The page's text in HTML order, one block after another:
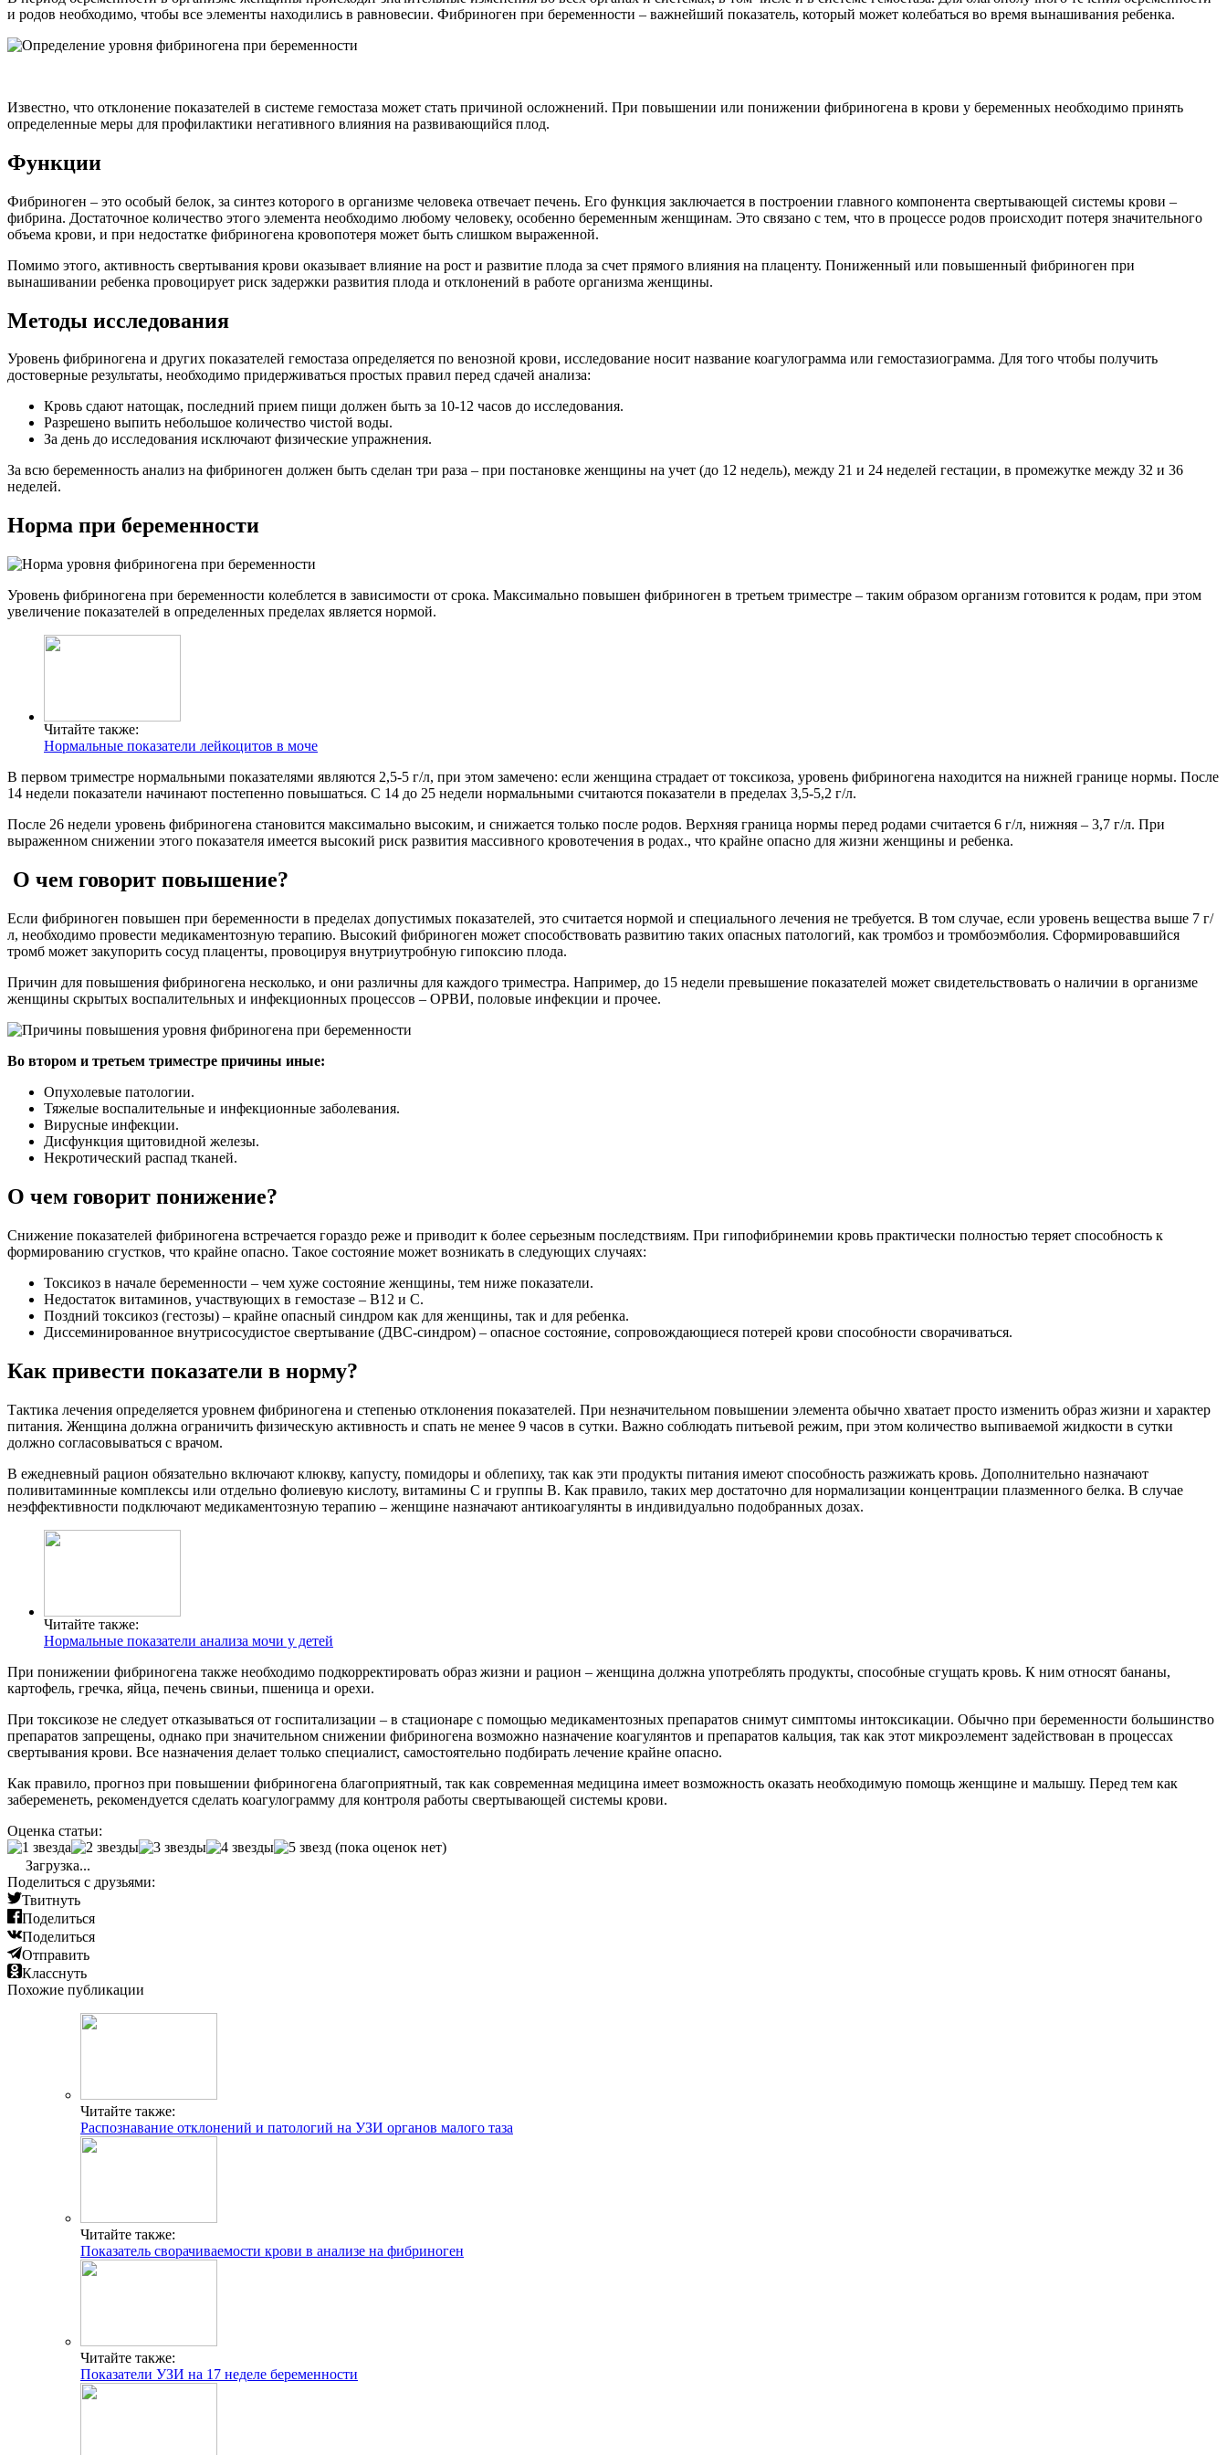
и родов необходимо, чтобы все элементы находились в равновесии. Фибриноген при беременности – важнейший показатель, который может колебаться во время вынашивания ребенка.
Известно, что отклонение показателей в системе гемостаза может стать причиной осложнений. При повышении или понижении фибриногена в крови у беременных необходимо принять
определенные меры для профилактики негативного влияния на развивающийся плод.
Функции
Фибриноген – это особый белок, за синтез которого в организме человека отвечает печень. Его функция заключается в построении главного компонента свертывающей системы крови –
фибрина. Достаточное количество этого элемента необходимо любому человеку, особенно беременным женщинам. Это связано с тем, что в процессе родов происходит потеря значительного
объема крови, и при недостатке фибриногена кровопотеря может быть слишком выраженной.
Помимо этого, активность свертывания крови оказывает влияние на рост и развитие плода за счет прямого влияния на плаценту. Пониженный или повышенный фибриноген при
вынашивании ребенка провоцирует риск задержки развития плода и отклонений в работе организма женщины.
Методы исследования
Уровень фибриногена и других показателей гемостаза определяется по венозной крови, исследование носит название коагулограмма или гемостазиограмма. Для того чтобы получить
достоверные результаты, необходимо придерживаться простых правил перед сдачей анализа:
Кровь сдают натощак, последний прием пищи должен быть за 10-12 часов до исследования.
Разрешено выпить небольшое количество чистой воды.
За день до исследования исключают физические упражнения.
За всю беременность анализ на фибриноген должен быть сделан три раза – при постановке женщины на учет (до 12 недель), между 21 и 24 неделей гестации, в промежутке между 32 и 36
неделей.
Норма при беременности
Уровень фибриногена при беременности колеблется в зависимости от срока. Максимально повышен фибриноген в третьем триместре – таким образом организм готовится к родам, при этом
увеличение показателей в определенных пределах является нормой.
Читайте также:
Нормальные показатели лейкоцитов в моче
В первом триместре нормальными показателями являются 2,5-5 г/л, при этом замечено: если женщина страдает от токсикоза, уровень фибриногена находится на нижней границе нормы. После
14 недели показатели начинают постепенно повышаться. С 14 до 25 недели нормальными считаются показатели в пределах 3,5-5,2 г/л.
После 26 недели уровень фибриногена становится максимально высоким, и снижается только после родов. Верхняя граница нормы перед родами считается 6 г/л, нижняя – 3,7 г/л. При
выраженном снижении этого показателя имеется высокий риск развития массивного кровотечения в родах., что крайне опасно для жизни женщины и ребенка.
О чем говорит повышение?
Если фибриноген повышен при беременности в пределах допустимых показателей, это считается нормой и специального лечения не требуется. В том случае, если уровень вещества выше 7 г/
л, необходимо провести медикаментозную терапию. Высокий фибриноген может способствовать развитию таких опасных патологий, как тромбоз и тромбоэмболия. Сформировавшийся
тромб может закупорить сосуд плаценты, провоцируя внутриутробную гипоксию плода.
Причин для повышения фибриногена несколько, и они различны для каждого триместра. Например, до 15 недели превышение показателей может свидетельствовать о наличии в организме
женщины скрытых воспалительных и инфекционных процессов – ОРВИ, половые инфекции и прочее.
Во втором и третьем триместре причины иные:
Опухолевые патологии.
Тяжелые воспалительные и инфекционные заболевания.
Вирусные инфекции.
Дисфункция щитовидной железы.
Некротический распад тканей.
О чем говорит понижение?
Снижение показателей фибриногена встречается гораздо реже и приводит к более серьезным последствиям. При гипофибринемии кровь практически полностью теряет способность к
формированию сгустков, что крайне опасно. Такое состояние может возникать в следующих случаях:
Токсикоз в начале беременности – чем хуже состояние женщины, тем ниже показатели.
Недостаток витаминов, участвующих в гемостазе – B12 и C.
Поздний токсикоз (гестозы) – крайне опасный синдром как для женщины, так и для ребенка.
Диссеминированное внутрисосудистое свертывание (ДВС-синдром) – опасное состояние, сопровождающиеся потерей крови способности сворачиваться.
Как привести показатели в норму?
Тактика лечения определяется уровнем фибриногена и степенью отклонения показателей. При незначительном повышении элемента обычно хватает просто изменить образ жизни и характер
питания. Женщина должна ограничить физическую активность и спать не менее 9 часов в сутки. Важно соблюдать питьевой режим, при этом количество выпиваемой жидкости в сутки
должно согласовываться с врачом.
В ежедневный рацион обязательно включают клюкву, капусту, помидоры и облепиху, так как эти продукты питания имеют способность разжижать кровь. Дополнительно назначают
поливитаминные комплексы или отдельно фолиевую кислоту, витамины C и группы B. Как правило, таких мер достаточно для нормализации концентрации плазменного белка. В случае
неэффективности подключают медикаментозную терапию – женщине назначают антикоагулянты в индивидуально подобранных дозах.
Читайте также:
Нормальные показатели анализа мочи у детей
При понижении фибриногена также необходимо подкорректировать образ жизни и рацион – женщина должна употреблять продукты, способные сгущать кровь. К ним относят бананы,
картофель, гречка, яйца, печень свиньи, пшеница и орехи.
При токсикозе не следует отказываться от госпитализации – в стационаре с помощью медикаментозных препаратов снимут симптомы интоксикации. Обычно при беременности большинство
препаратов запрещены, однако при значительном снижении фибриногена возможно назначение коагулянтов и препаратов кальция, так как этот микроэлемент задействован в процессах
свертывания крови. Все назначения делает только специалист, самостоятельно подбирать лечение крайне опасно.
Как правило, прогноз при повышении фибриногена благоприятный, так как современная медицина имеет возможность оказать необходимую помощь женщине и малышу. Перед тем как
забеременеть, рекомендуется сделать коагулограмму для контроля работы свертывающей системы крови.
Оценка статьи:
(пока оценок нет)
Загрузка...
Поделиться с друзьями:
Твитнуть
Поделиться
Поделиться
Отправить
Класснуть
Похожие публикации
Читайте также:
Распознавание отклонений и патологий на УЗИ органов малого таза
Читайте также:
Показатель сворачиваемости крови в анализе на фибриноген
Читайте также:
Показатели УЗИ на 17 неделе беременности